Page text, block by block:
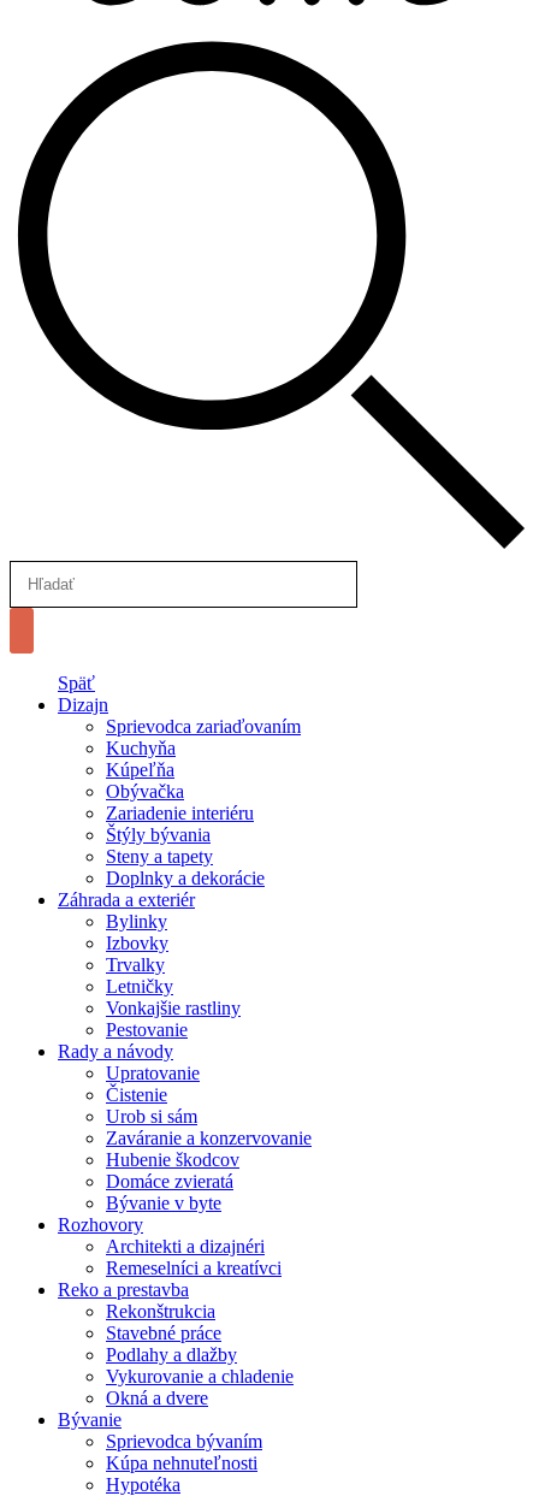
Späť
Dizajn
Sprievodca zariaďovaním
Kuchyňa
Kúpeľňa
Obývačka
Zariadenie interiéru
Štýly bývania
Steny a tapety
Doplnky a dekorácie
Záhrada a exteriér
Bylinky
Izbovky
Trvalky
Letničky
Vonkajšie rastliny
Pestovanie
Rady a návody
Upratovanie
Čistenie
Urob si sám
Zaváranie a konzervovanie
Hubenie škodcov
Domáce zvieratá
Bývanie v byte
Rozhovory
Architekti a dizajnéri
Remeselníci a kreatívci
Reko a prestavba
Rekonštrukcia
Stavebné práce
Podlahy a dlažby
Vykurovanie a chladenie
Okná a dvere
Bývanie
Sprievodca bývaním
Kúpa nehnuteľnosti
Hypotéka